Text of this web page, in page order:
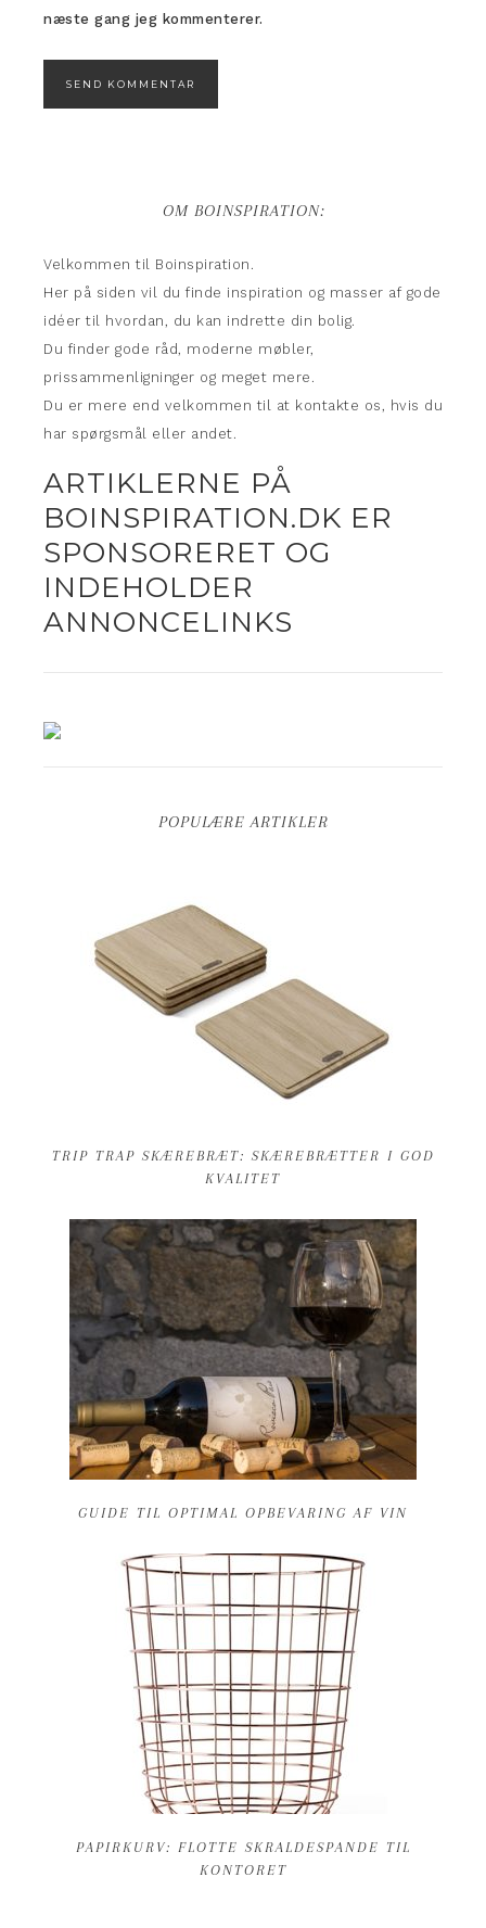
næste gang jeg kommenterer.
OM BOINSPIRATION:
Velkommen til Boinspiration.
Her på siden vil du finde inspiration og masser af gode
idéer til hvordan, du kan indrette din bolig.
Du finder gode råd, moderne møbler,
prissammenligninger og meget mere.
Du er mere end velkommen til at kontakte os, hvis du
har spørgsmål eller andet.
ARTIKLERNE PÅ
BOINSPIRATION.DK ER
SPONSORERET OG
INDEHOLDER
ANNONCELINKS
POPULÆRE ARTIKLER
TRIP TRAP SKÆREBRÆT: SKÆREBRÆTTER I GOD
KVALITET
GUIDE TIL OPTIMAL OPBEVARING AF VIN
PAPIRKURV: FLOTTE SKRALDESPANDE TIL
KONTORET